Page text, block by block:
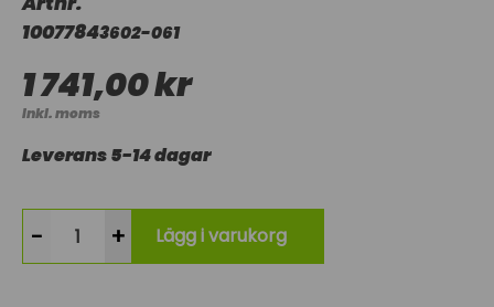
10077843602-061
1 741,00 kr
Inkl. moms
Leverans 5-14 dagar
- + Lägg i varukorg